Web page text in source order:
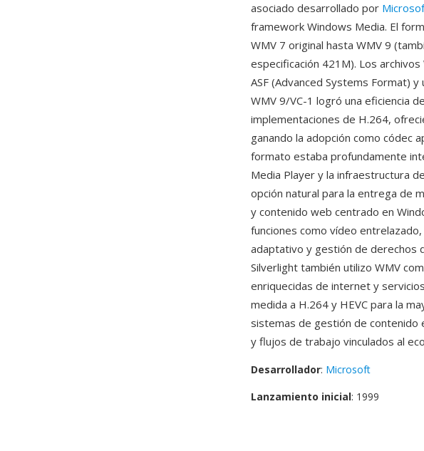
asociado desarrollado por
framework Windows Media. El
WMV 7 original hasta WMV 9
especificación 421M). Los
ASF (Advanced Systems Format)
WMV 9/VC-1 logró una eficiencia
implementaciones de H.264,
ganando la adopción como códec
formato estaba profundamente
Media Player y la infraestructura
opción natural para la entrega de
y contenido web centrado en
funciones como vídeo
adaptativo y gestión de derechos
Silverlight también utilizo WMV
enriquecidas de internet y
medida a H.264 y HEVC para la
sistemas de gestión de contenido
y flujos de trabajo vinculados al
Desarrollador: Microsoft
Lanzamiento inicial: 1999